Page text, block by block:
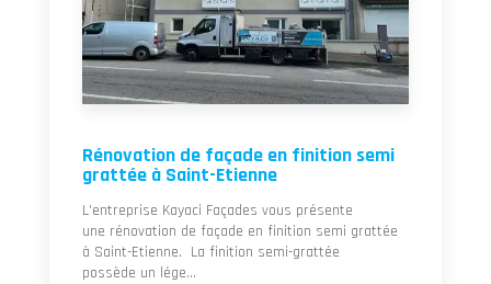
Rénovation de façade en finition semi
grattée à Saint-Etienne
L'entreprise Kayaci Façades vous présente
une rénovation de façade en finition semi grattée
à Saint-Etienne. La finition semi-grattée
possède un lége...